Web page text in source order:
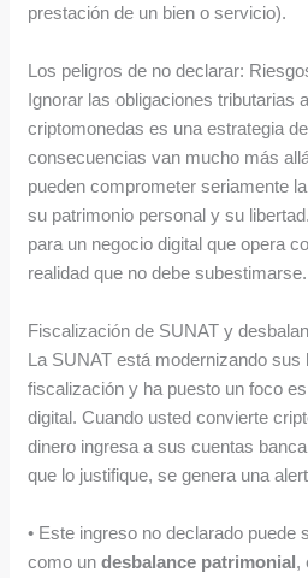
prestación de un bien o servicio).
Los peligros de no declarar:
Ignorar las obligaciones tributarias
criptomonedas es una estrategia
consecuencias van mucho más
pueden comprometer seriamente
su patrimonio personal y su
para un negocio digital que opera
realidad que no debe subestimarse.
Fiscalización de SUNAT y
La SUNAT está modernizando sus
fiscalización y ha puesto un foco
digital. Cuando usted convierte
dinero ingresa a sus cuentas
que lo justifique, se genera una
• Este ingreso no declarado puede
como undesbalance patrimonial,